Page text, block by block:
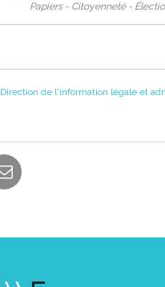
Papiers - Citoyenneté -
Direction de l'information légale et